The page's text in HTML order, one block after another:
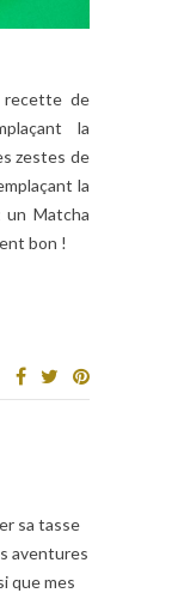
recette de
la
zestes de
la
un Matcha
bon !
sa tasse
aventures
que mes